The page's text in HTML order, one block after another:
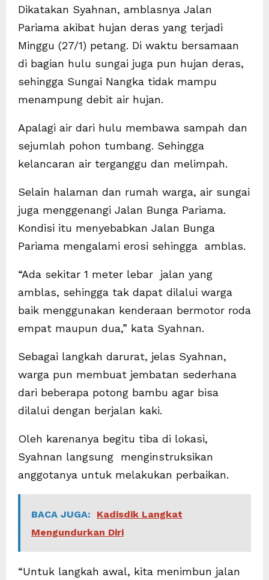
Dikatakan Syahnan, amblasnya Jalan
Pariama akibat hujan deras yang terjadi
Minggu (27/1) petang. Di waktu bersamaan
di bagian hulu sungai juga pun hujan deras,
sehingga Sungai Nangka tidak mampu
menampung debit air hujan.
Apalagi air dari hulu membawa sampah dan
sejumlah pohon tumbang. Sehingga
kelancaran air terganggu dan melimpah.
Selain halaman dan rumah warga, air sungai
juga menggenangi Jalan Bunga Pariama.
Kondisi itu menyebabkan Jalan Bunga
Pariama mengalami erosi sehingga amblas.
“Ada sekitar 1 meter lebar jalan yang
amblas, sehingga tak dapat dilalui warga
baik menggunakan kenderaan bermotor roda
empat maupun dua,” kata Syahnan.
Sebagai langkah darurat, jelas Syahnan,
warga pun membuat jembatan sederhana
dari beberapa potong bambu agar bisa
dilalui dengan berjalan kaki.
Oleh karenanya begitu tiba di lokasi,
Syahnan langsung menginstruksikan
anggotanya untuk melakukan perbaikan.
BACA JUGA:
Kadisdik Langkat
Mengundurkan Diri
“Untuk langkah awal, kita menimbun jalan